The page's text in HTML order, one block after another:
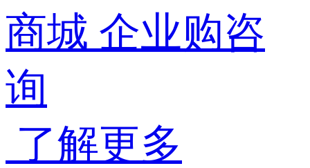
商城 企业购咨
询
了解更多